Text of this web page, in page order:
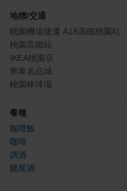
地標/交通
桃園機場捷運 A18高鐵桃園站
桃園高鐵站
IKEA桃園店
華泰名品城
桃園棒球場
餐種
咖哩飯
咖啡
調酒
雞尾酒